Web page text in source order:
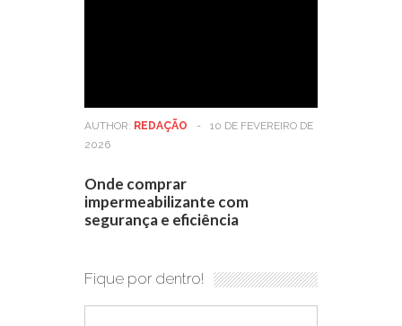
AUTHOR: REDAÇÃO -
10 DE FEVEREIRO DE
2026
Onde comprar
impermeabilizante com
segurança e eficiência
Fique por dentro!